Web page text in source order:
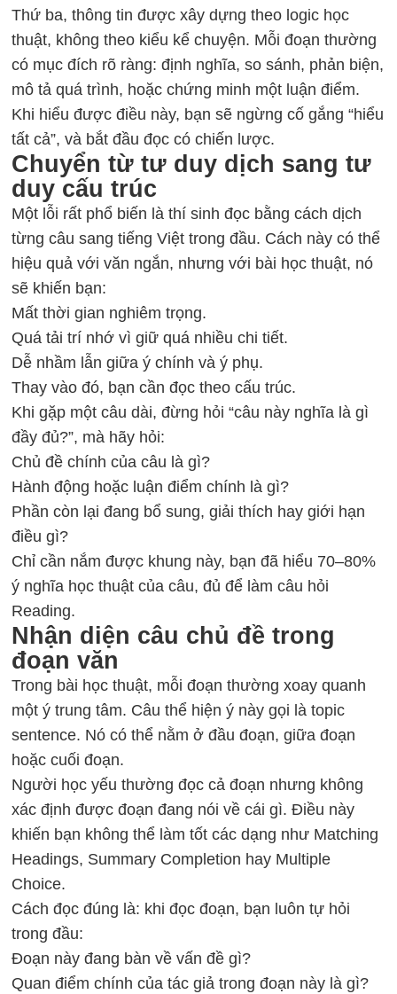
Thứ ba, thông tin được xây dựng theo logic học
thuật, không theo kiểu kể chuyện. Mỗi đoạn thường
có mục đích rõ ràng: định nghĩa, so sánh, phản biện,
mô tả quá trình, hoặc chứng minh một luận điểm.
Khi hiểu được điều này, bạn sẽ ngừng cố gắng “hiểu
tất cả”, và bắt đầu đọc có chiến lược.
Chuyển từ tư duy dịch sang tư
duy cấu trúc
Một lỗi rất phổ biến là thí sinh đọc bằng cách dịch
từng câu sang tiếng Việt trong đầu. Cách này có thể
hiệu quả với văn ngắn, nhưng với bài học thuật, nó
sẽ khiến bạn:
Mất thời gian nghiêm trọng.
Quá tải trí nhớ vì giữ quá nhiều chi tiết.
Dễ nhầm lẫn giữa ý chính và ý phụ.
Thay vào đó, bạn cần đọc theo cấu trúc.
Khi gặp một câu dài, đừng hỏi “câu này nghĩa là gì
đầy đủ?”, mà hãy hỏi:
Chủ đề chính của câu là gì?
Hành động hoặc luận điểm chính là gì?
Phần còn lại đang bổ sung, giải thích hay giới hạn
điều gì?
Chỉ cần nắm được khung này, bạn đã hiểu 70–80%
ý nghĩa học thuật của câu, đủ để làm câu hỏi
Reading.
Nhận diện câu chủ đề trong
đoạn văn
Trong bài học thuật, mỗi đoạn thường xoay quanh
một ý trung tâm. Câu thể hiện ý này gọi là topic
sentence. Nó có thể nằm ở đầu đoạn, giữa đoạn
hoặc cuối đoạn.
Người học yếu thường đọc cả đoạn nhưng không
xác định được đoạn đang nói về cái gì. Điều này
khiến bạn không thể làm tốt các dạng như Matching
Headings, Summary Completion hay Multiple
Choice.
Cách đọc đúng là: khi đọc đoạn, bạn luôn tự hỏi
trong đầu:
Đoạn này đang bàn về vấn đề gì?
Quan điểm chính của tác giả trong đoạn này là gì?